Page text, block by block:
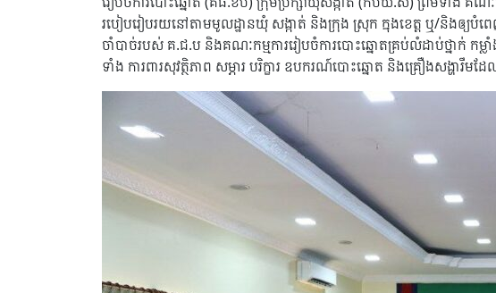
របៀបរៀបរយនៅតាមមូលដ្ឋានឃុំ សង្កាត់ និងក្រុង ស្រុក ក្នុងខេត្ត ឬ/និងឲ្យបំ
ចាំបាច់របស់ គ.ជ.ប និងគណៈកម្មការរៀបចំការបោះឆ្នោតគ្រប់លំដាប់ថ្នាក់ កម្
ទាំង ការពារសុវត្ថិភាព សម្ភារ បរិក្ខារ ឧបករណ៍បោះឆ្នោត និងគ្រឿងសង្ហារឹ